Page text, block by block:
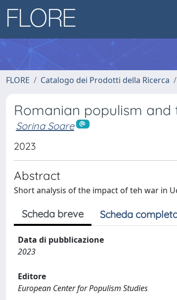
FLORE Catalogo dei Prodotti della Ricerca
Romanian populism
Sorina Soare
2023
Abstract
Short analysis of the impact of teh war in
Scheda breve Scheda
Data di pubblicazione
2023
Editore
European Center for Populism Studies